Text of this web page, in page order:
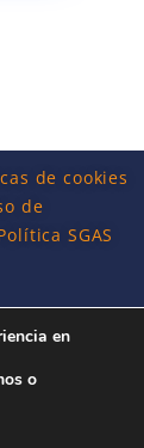
de cookies
de
SGAS
en
o